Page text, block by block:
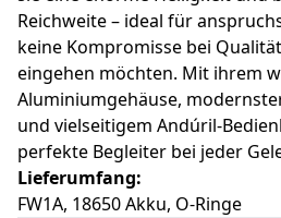
Reichweite – ideal für
keine Kompromisse bei
eingehen möchten. Mit ihrem
Aluminiumgehäuse, modernster
und vielseitigem Andúril-
perfekte Begleiter bei jeder
Lieferumfang:
FW1A, 18650 Akku, O-Ringe